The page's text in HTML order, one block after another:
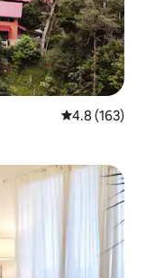
從 163 則評
4.8 (163)